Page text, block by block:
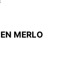
MERLO